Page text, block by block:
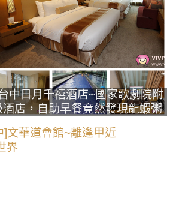
中日月千禧酒店~國家歌劇院附
店，自助早餐竟然發現龍蝦粥